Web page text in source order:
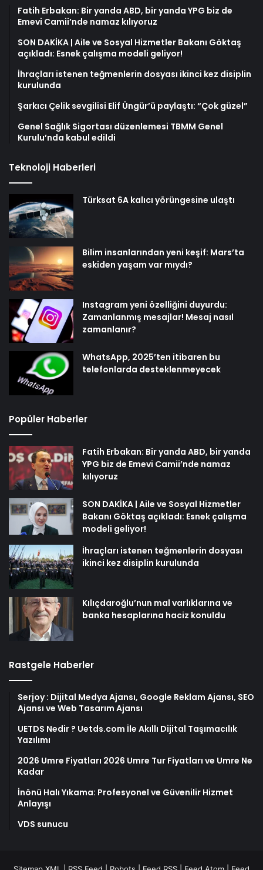
Fatih Erbakan: Bir yanda ABD, bir yanda YPG biz de
Emevi Camii’nde namaz kılıyoruz
SON DAKİKA | Aile ve Sosyal Hizmetler Bakanı Göktaş
açıkladı: Esnek çalışma modeli geliyor!
İhraçları istenen teğmenlerin dosyası ikinci kez disiplin
kurulunda
Şarkıcı Çelik sevgilisi Elif Üngür’ü paylaştı: “Çok güzel”
Genel Sağlık Sigortası düzenlemesi TBMM Genel
Kurulu’nda kabul edildi
Teknoloji Haberleri
Türksat 6A kalıcı yörüngesine ulaştı
Bilim insanlarından yeni keşif: Mars’ta
eskiden yaşam var mıydı?
Instagram yeni özelliğini duyurdu:
Zamanlanmış mesajlar! Mesaj nasıl
zamanlanır?
WhatsApp, 2025’ten itibaren bu
telefonlarda desteklenmeyecek
Popüler Haberler
Fatih Erbakan: Bir yanda ABD, bir yanda
YPG biz de Emevi Camii’nde namaz
kılıyoruz
SON DAKİKA | Aile ve Sosyal Hizmetler
Bakanı Göktaş açıkladı: Esnek çalışma
modeli geliyor!
İhraçları istenen teğmenlerin dosyası
ikinci kez disiplin kurulunda
Kılıçdaroğlu’nun mal varlıklarına ve
banka hesaplarına haciz konuldu
Rastgele Haberler
Serjoy : Dijital Medya Ajansı, Google Reklam Ajansı, SEO
Ajansı ve Web Tasarım Ajansı
UETDS Nedir ? Uetds.com İle Akıllı Dijital Taşımacılık
Yazılımı
2026 Umre Fiyatları 2026 Umre Tur Fiyatları ve Umre Ne
Kadar
İnönü Halı Yıkama: Profesyonel ve Güvenilir Hizmet
Anlayışı
VDS sunucu